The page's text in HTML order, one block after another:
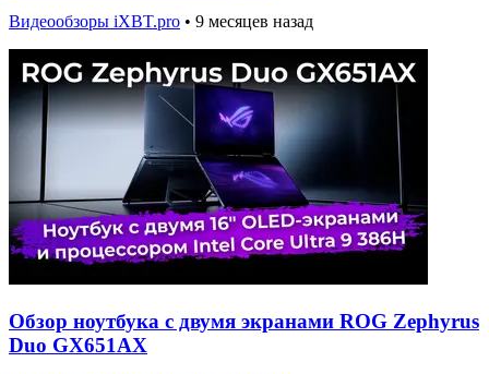
Видеообзоры iXBT.pro • 9 месяцев назад
Обзор ноутбука с двумя экранами ROG Zephyrus
Duo GX651AX